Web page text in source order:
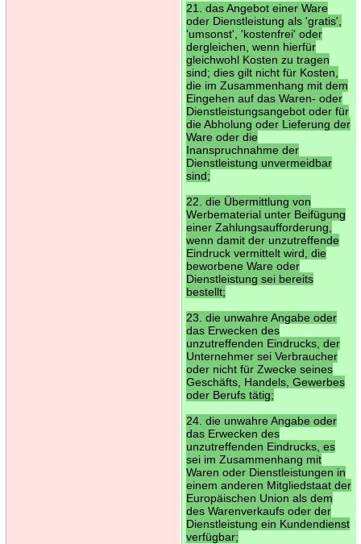
21. das Angebot einer Ware
oder Dienstleistung als 'gratis',
'umsonst', 'kostenfrei' oder
dergleichen, wenn hierfür
gleichwohl Kosten zu tragen
sind; dies gilt nicht für Kosten,
die im Zusammenhang mit dem
Eingehen auf das Waren- oder
Dienstleistungsangebot oder für
die Abholung oder Lieferung der
Ware oder die
Inanspruchnahme der
Dienstleistung unvermeidbar
sind;
22. die Übermittlung von
Werbematerial unter Beifügung
einer Zahlungsaufforderung,
wenn damit der unzutreffende
Eindruck vermittelt wird, die
beworbene Ware oder
Dienstleistung sei bereits
bestellt;
23. die unwahre Angabe oder
das Erwecken des
unzutreffenden Eindrucks, der
Unternehmer sei Verbraucher
oder nicht für Zwecke seines
Geschäfts, Handels, Gewerbes
oder Berufs tätig;
24. die unwahre Angabe oder
das Erwecken des
unzutreffenden Eindrucks, es
sei im Zusammenhang mit
Waren oder Dienstleistungen in
einem anderen Mitgliedstaat der
Europäischen Union als dem
des Warenverkaufs oder der
Dienstleistung ein Kundendienst
verfügbar;